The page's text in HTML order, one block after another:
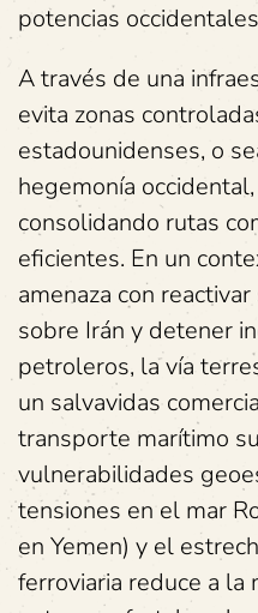
potencias
A través de una
evita zonas
estadounidenses, o
hegemonía
consolidando rutas
eficientes. En un
amenaza con
sobre Irán y detener
petroleros, la vía
un salvavidas
transporte marítimo
vulnerabilidades
tensiones en el mar
en Yemen) y el
ferroviaria reduce a